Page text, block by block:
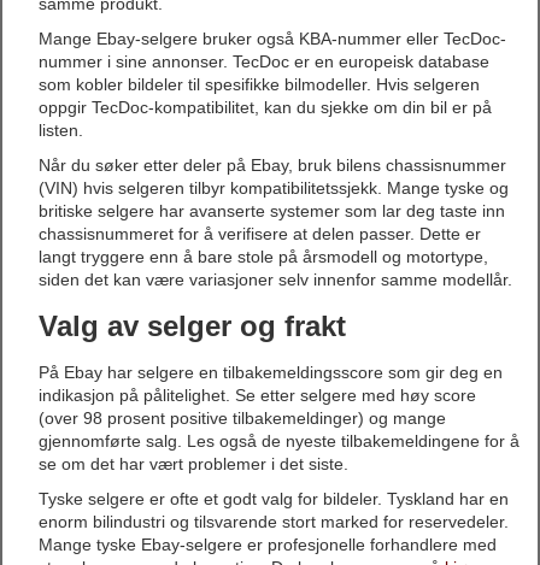
samme produkt.
Mange Ebay-selgere bruker også KBA-nummer eller TecDoc-
nummer i sine annonser. TecDoc er en europeisk database
som kobler bildeler til spesifikke bilmodeller. Hvis selgeren
oppgir TecDoc-kompatibilitet, kan du sjekke om din bil er på
listen.
Når du søker etter deler på Ebay, bruk bilens chassisnummer
(VIN) hvis selgeren tilbyr kompatibilitetssjekk. Mange tyske og
britiske selgere har avanserte systemer som lar deg taste inn
chassisnummeret for å verifisere at delen passer. Dette er
langt tryggere enn å bare stole på årsmodell og motortype,
siden det kan være variasjoner selv innenfor samme modellår.
Valg av selger og frakt
På Ebay har selgere en tilbakemeldingsscore som gir deg en
indikasjon på pålitelighet. Se etter selgere med høy score
(over 98 prosent positive tilbakemeldinger) og mange
gjennomførte salg. Les også de nyeste tilbakemeldingene for å
se om det har vært problemer i det siste.
Tyske selgere er ofte et godt valg for bildeler. Tyskland har en
enorm bilindustri og tilsvarende stort marked for reservedeler.
Mange tyske Ebay-selgere er profesjonelle forhandlere med